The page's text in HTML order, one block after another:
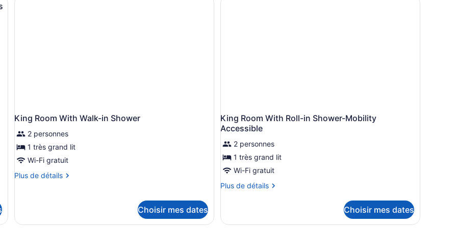
grands
lits,
King Room With Walk-in Shower
2 personnes
1 très grand lit
Wi-Fi gratuit
Plus de détails
Plus
Room
Choisir mes dates
King Room With Roll-in Shower-Mobility
Accessible
2 personnes
1 très grand lit
Wi-Fi gratuit
Plus de détails
Plus
King
Choisir mes dates